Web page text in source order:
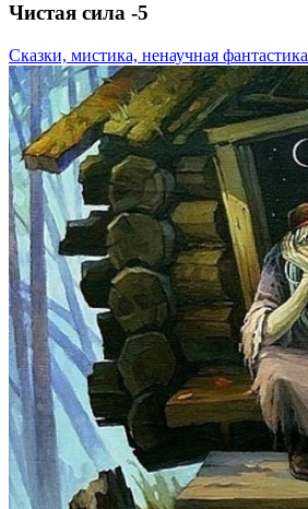
Чистая сила -5
Сказки, мистика, ненаучная фантастика